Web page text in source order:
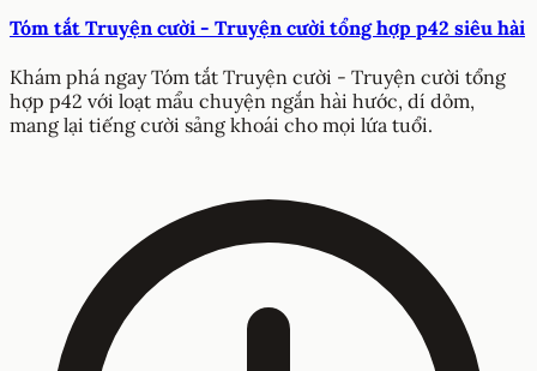
Tóm tắt Truyện cười - Truyện cười tổng hợp p42 siêu hài
Khám phá ngay Tóm tắt Truyện cười - Truyện cười tổng
hợp p42 với loạt mẩu chuyện ngắn hài hước, dí dỏm,
mang lại tiếng cười sảng khoái cho mọi lứa tuổi.